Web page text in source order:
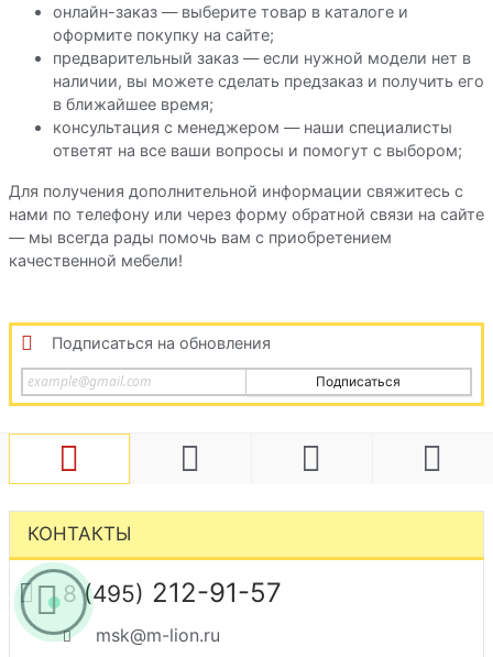
онлайн-заказ — выберите товар в каталоге и
оформите покупку на сайте;
предварительный заказ — если нужной модели нет в
наличии, вы можете сделать предзаказ и получить его
в ближайшее время;
консультация с менеджером — наши специалисты
ответят на все ваши вопросы и помогут с выбором;
Для получения дополнительной информации свяжитесь с
нами по телефону или через форму обратной связи на сайте
— мы всегда рады помочь вам с приобретением
качественной мебели!
Подписаться на обновления
Подписаться
КОНТАКТЫ
8 (495) 212-91-57
msk@m-lion.ru